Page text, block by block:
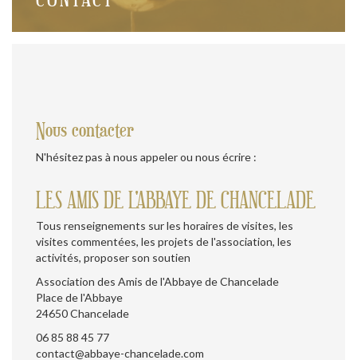
Nous contacter
N'hésitez pas à nous appeler ou nous écrire :
LES AMIS DE L'ABBAYE DE CHANCELADE
Tous renseignements sur les horaires de visites, les
visites commentées, les projets de l'association, les
activités, proposer son soutien
Association des Amis de l'Abbaye de Chancelade
Place de l'Abbaye
24650 Chancelade
06 85 88 45 77
contact@abbaye-chancelade.com